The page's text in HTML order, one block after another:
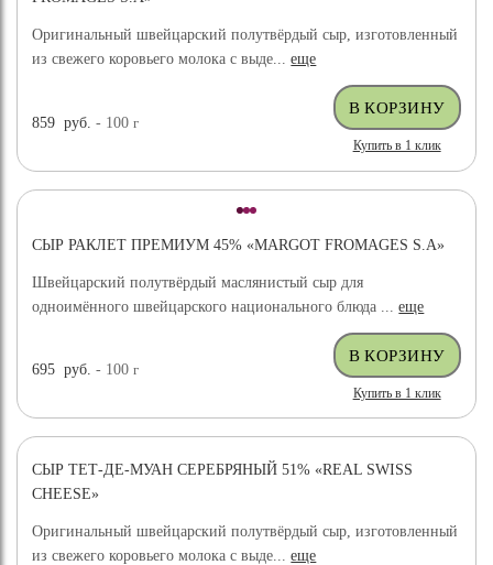
Оригинальный швейцарский полутвёрдый сыр, изготовленный
из свежего коровьего молока с выде...еще
859 руб. - 100г
Купить в 1 клик
СЫР РАКЛЕТ ПРЕМИУМ 45% «MARGOT FROMAGES S.A»
Швейцарский полутвёрдый маслянистый сыр для
одноимённого швейцарского национального блюда ...еще
695 руб. - 100г
Купить в 1 клик
СЫР ТЕТ-ДЕ-МУАН СЕРЕБРЯНЫЙ 51% «REAL SWISS
CHEESE»
Оригинальный швейцарский полутвёрдый сыр, изготовленный
из свежего коровьего молока с выде...еще